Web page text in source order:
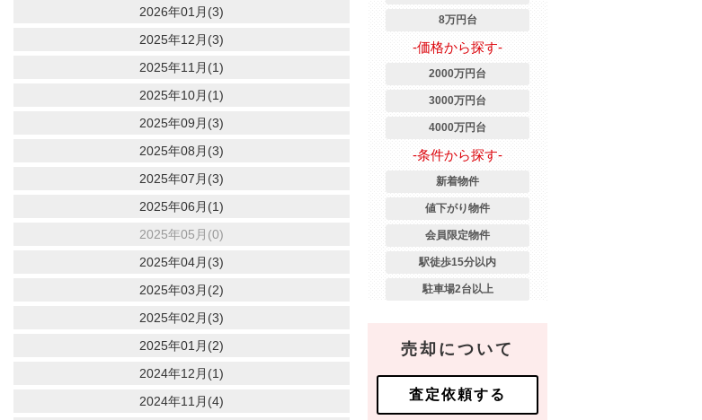
2026年01月(3)
2025年12月(3)
2025年11月(1)
2025年10月(1)
2025年09月(3)
2025年08月(3)
2025年07月(3)
2025年06月(1)
2025年05月(0)
2025年04月(3)
2025年03月(2)
2025年02月(3)
2025年01月(2)
2024年12月(1)
2024年11月(4)
8万円台
-価格から探す-
2000万円台
3000万円台
4000万円台
-条件から探す-
新着物件
値下がり物件
会員限定物件
駅徒歩15分以内
駐車場2台以上
売却について
査定依頼する